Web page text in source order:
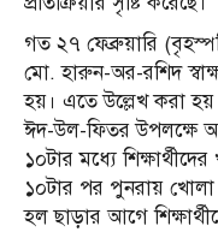
গত ২৭ ফেব্রুয়ারি
মো. হারুন-অর-রশিদ
হয়। এতে উল্লেখ করা
ঈদ-উল-ফিতর উপলক্ষে
১০টার মধ্যে
১০টার পর পুনরায়
হল ছাড়ার আগে